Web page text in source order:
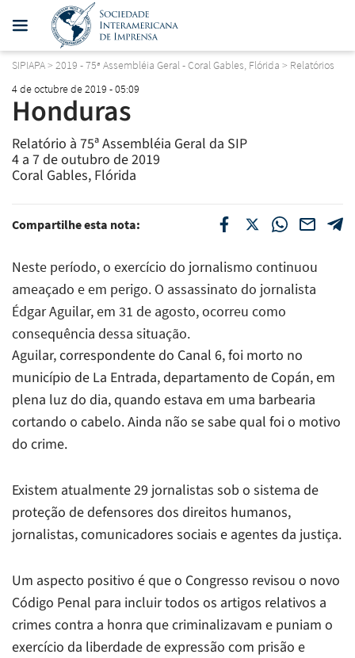
SIPIAPA> 2019 - 75ª Assembléia Geral - Coral Gables, Flórida > Relatórios
4 de octubre de 2019 - 05:09
Honduras
Relatório à 75ª Assembléia Geral da SIP
4 a 7 de outubro de 2019
Coral Gables, Flórida
Compartilhe esta nota:
Neste período, o exercício do jornalismo continuou
ameaçado e em perigo. O assassinato do jornalista
Édgar Aguilar, em 31 de agosto, ocorreu como
consequência dessa situação.
Aguilar, correspondente do Canal 6, foi morto no
município de La Entrada, departamento de Copán, em
plena luz do dia, quando estava em uma barbearia
cortando o cabelo. Ainda não se sabe qual foi o motivo
do crime.
Existem atualmente 29 jornalistas sob o sistema de
proteção de defensores dos direitos humanos,
jornalistas, comunicadores sociais e agentes da justiça.
Um aspecto positivo é que o Congresso revisou o novo
Código Penal para incluir todos os artigos relativos a
crimes contra a honra que criminalizavam e puniam o
exercício da liberdade de expressão com prisão e